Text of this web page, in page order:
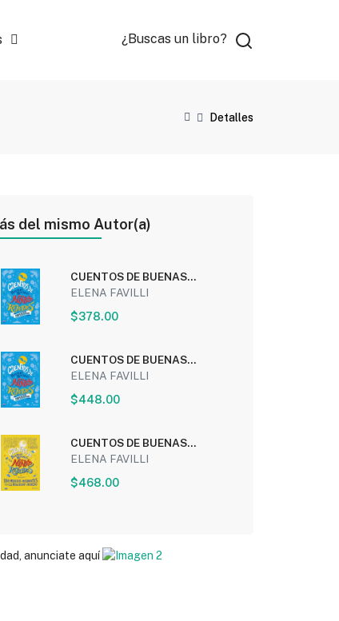
¿Buscas un libro?
Detalles
del mismo Autor(a)
CUENTOS DE BUENAS
NOCHES PARA NIÑAS
ELENA FAVILLI
$378.00
CUENTOS DE BUENAS
NOCHES PARA NIÑAS
ELENA FAVILLI
$448.00
CUENTOS DE BUENAS
NOCHES PARA NIÑAS
ELENA FAVILLI
$468.00
anunciate aquí